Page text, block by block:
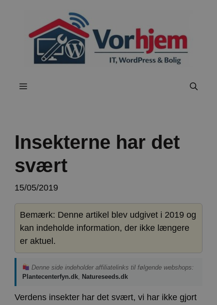
Menu
Insekterne har det
svært
15/05/2019
Bemærk: Denne artikel blev udgivet i 2019 og
kan indeholde information, der ikke længere
er aktuel.
Denne side indeholder affiliatelinks til følgende webshops:
Plantecenterfyn.dk, Natureseeds.dk
Verdens insekter har det svært, vi har ikke gjort